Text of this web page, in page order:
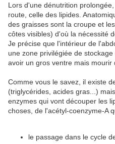
Lors d'une dénutrition
route, celle des lipides.
des graisses sont la croupe et
côtes visibles) d'où la nécessité
Je précise que l'intérieur de
une zone privilégiée de
avoir un gros ventre mais mourir
Comme vous le savez, il existe
(triglycérides, acides gras...)
enzymes qui vont découper les
choses, de l'acétyl-coenzyme-A
le passage dans le cycle